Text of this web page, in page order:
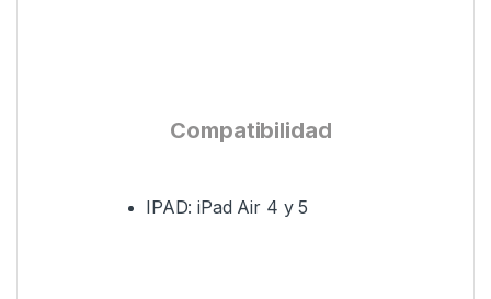
Compatibilidad
IPAD: iPad Air 4 y 5